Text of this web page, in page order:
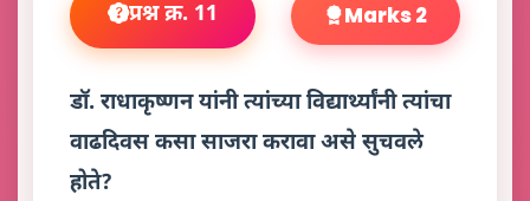
प्रश्न क्र. 11 Marks 2
डॉ. राधाकृष्णन यांनी त्यांच्या विद्यार्थ्यांनी त्यांचा
वाढदिवस कसा साजरा करावा असे सुचवले
होते?